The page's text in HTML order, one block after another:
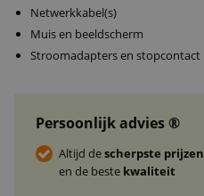
Netwerkkabel(s)
Muis en beeldscherm
Stroomadapters en stopcontact
Persoonlijk advies ®
Altijd descherpste prijzen
en de beste kwaliteit